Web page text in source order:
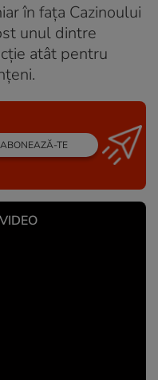
în fața Cazinoului
unul dintre
atât pentru
ABONEAZĂ-TE